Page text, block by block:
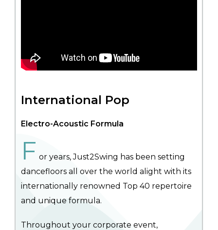
International Pop
Electro-Acoustic Formula
F or years, Just2Swing has been setting
dancefloors all over the world alight with its
internationally renowned Top 40 repertoire
and unique formula.
Throughout your corporate event,